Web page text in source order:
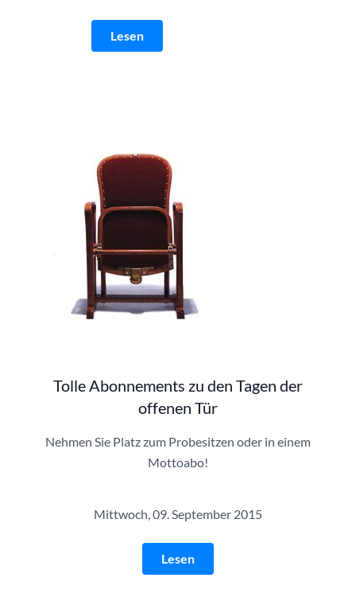
Lesen
Tolle Abonnements zu den Tagen der
offenen Tür
Nehmen Sie Platz zum Probesitzen oder in einem
Mottoabo!
Mittwoch, 09. September 2015
Lesen